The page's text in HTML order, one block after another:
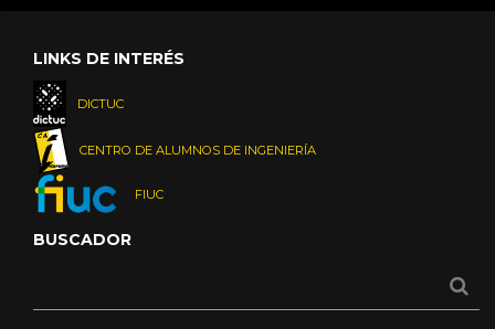
LINKS DE INTERÉS
DICTUC
CENTRO DE ALUMNOS DE INGENIERÍA
FIUC
BUSCADOR